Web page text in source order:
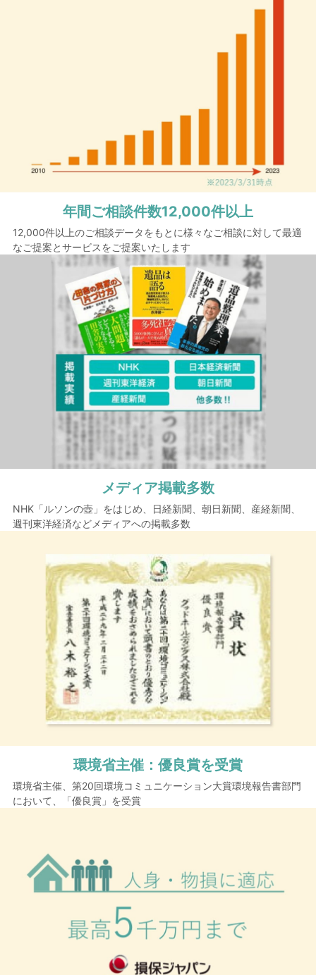
年間ご相談件数12,000件以上
12,000件以上のご相談データをもとに様々なご相談に対して最適
なご提案とサービスをご提案いたします
メディア掲載多数
NHK「ルソンの壺」をはじめ、日経新聞、朝日新聞、産経新聞、
週刊東洋経済などメディアへの掲載多数
環境省主催： 優良賞を受賞
環境省主催、第20回環境コミュニケーション大賞環境報告書部門
において、「優良賞」を受賞